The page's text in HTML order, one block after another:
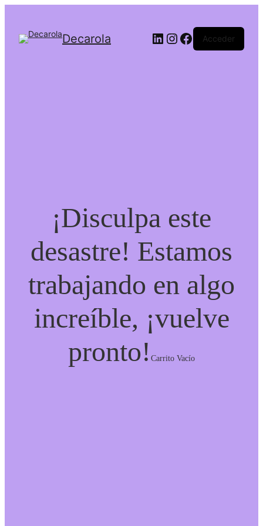
Decarola Acceder
¡Disculpa este
desastre! Estamos
trabajando en algo
increíble, ¡vuelve
pronto!